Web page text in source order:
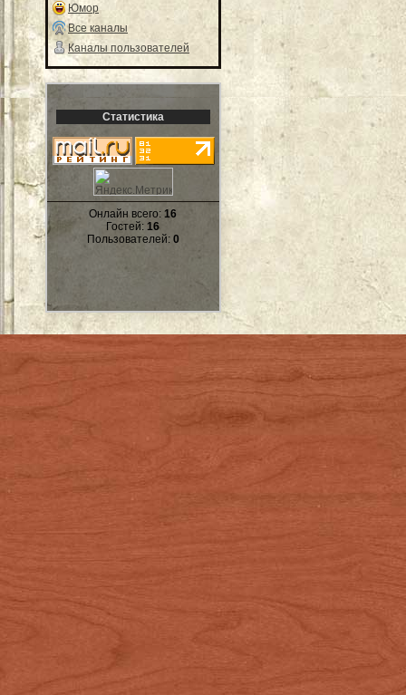
Юмор
Все каналы
Каналы пользователей
Статистика
Онлайн всего:16
Гостей:16
Пользователей: 0